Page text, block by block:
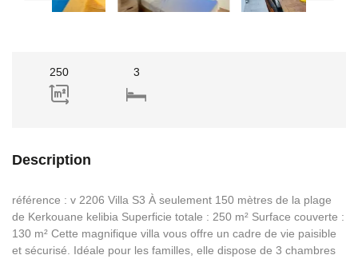
250 3
Description
référence : v 2206 Villa S3 À seulement 150 mètres de la plage
de Kerkouane kelibia Superficie totale : 250 m² Surface couverte :
130 m² Cette magnifique villa vous offre un cadre de vie paisible
et sécurisé. Idéale pour les familles, elle dispose de 3 chambres